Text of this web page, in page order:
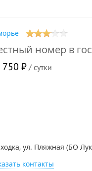
номер в
750 ₽/ сутки
ул. Пляжная (БО
контакты